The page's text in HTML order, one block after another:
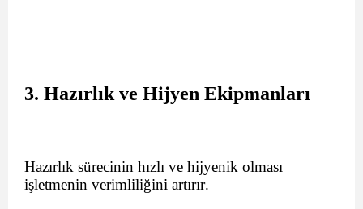
3. Hazırlık ve Hijyen Ekipmanları
Hazırlık sürecinin hızlı ve hijyenik olması
işletmenin verimliliğini artırır.